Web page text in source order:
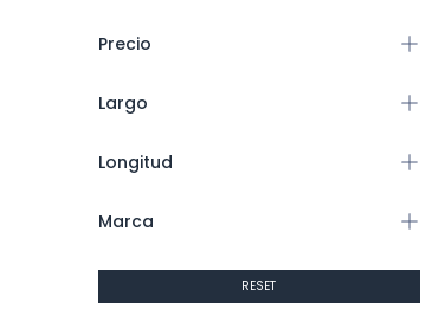
Precio
Largo
Longitud
Marca
RESET